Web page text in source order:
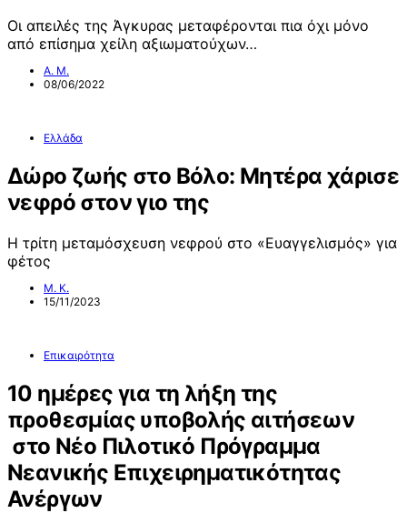
Οι απειλές της Άγκυρας μεταφέρονται πια όχι μόνο
από επίσημα χείλη αξιωματούχων…
Α. Μ.
08/06/2022
Ελλάδα
Δώρο ζωής στο Βόλο: Μητέρα χάρισε
νεφρό στον γιο της
Η τρίτη μεταμόσχευση νεφρού στο «Ευαγγελισμός» για
φέτος
Μ. Κ.
15/11/2023
Επικαιρότητα
10 ημέρες για τη λήξη της
προθεσμίας υποβολής αιτήσεων
στο Νέο Πιλοτικό Πρόγραμμα
Νεανικής Επιχειρηματικότητας
Ανέργων